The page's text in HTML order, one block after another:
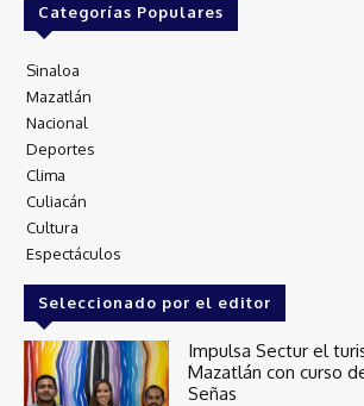
Categorías Populares
Sinaloa
Mazatlán
Nacional
Deportes
Clima
Culiacán
Cultura
Espectáculos
Seleccionado por el editor
Impulsa Sectur el
Mazatlán con curso
Señas